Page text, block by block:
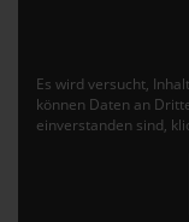
Es wird versucht,
können Daten an
einverstanden sind,